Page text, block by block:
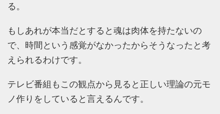
る。
もしあれが本当だとすると魂は肉体を持たないの
で、時間という感覚がなかったからそうなったと考
えられるわけです。
テレビ番組もこの観点から見ると正しい理論の元モ
ノ作りをしていると言えるんです。